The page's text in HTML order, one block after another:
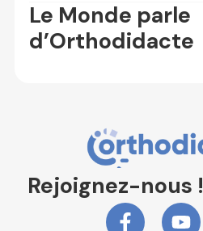
Le Monde parle
d’Orthodidacte
Rejoignez-nous !